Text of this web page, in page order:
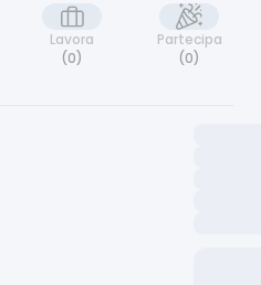
Lavora
(0)
Partecipa
(0)